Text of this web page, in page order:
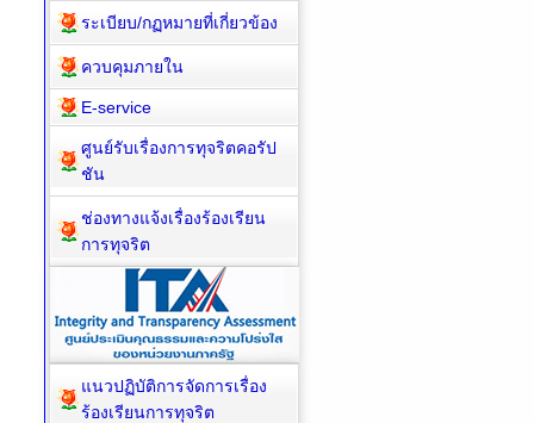
ระเบียบ/กฏหมายที่เกี่ยวข้อง
ควบคุมภายใน
E-service
ศูนย์รับเรื่องการทุจริตคอรัป
ชัน
ช่องทางแจ้งเรื่องร้องเรียน
การทุจริต
แนวปฏิบัติการจัดการเรื่อง
ร้องเรียนการทุจริต